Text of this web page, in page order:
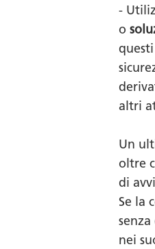
-
o
altri
Un
oltre
di
Se la
nei